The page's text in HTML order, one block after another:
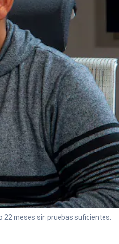
22 meses sin pruebas suficientes.